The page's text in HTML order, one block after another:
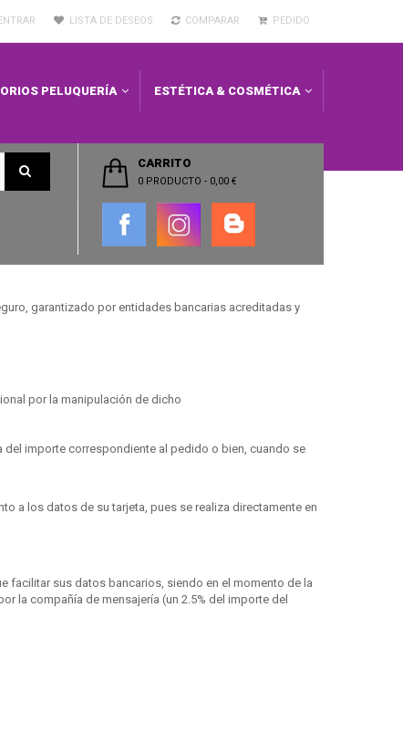
LISTA DE DESEOS COMPARAR PEDIDO
PELUQUERÍA ESTÉTICA & COSMÉTICA
CARRITO
0 PRODUCTO - 0,00 €
garantizado por entidades bancarias acreditadas y
por la manipulación de dicho
del importe correspondiente al pedido o bien, cuando se
a los datos de su tarjeta, pues se realiza directamente en
facilitar sus datos bancarios, siendo en el momento de la
la compañía de mensajería (un 2.5% del importe del